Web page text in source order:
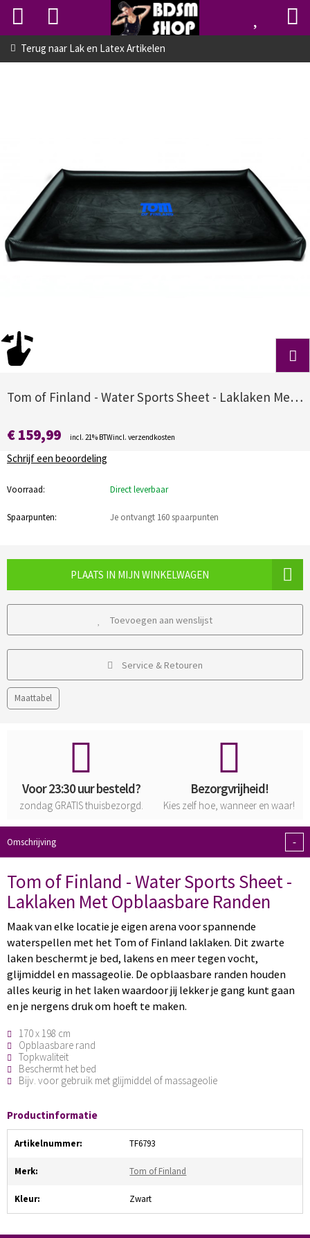
Terug naar Lak en Latex Artikelen
Tom of Finland - Water Sports Sheet - Laklaken Met Opblaasbare Randen
€ 159,99 incl. 21% BTWincl. verzendkosten
Schrijf een beoordeling
Voorraad: Direct leverbaar
Spaarpunten: Je ontvangt 160 spaarpunten
PLAATS IN MIJN WINKELWAGEN
Toevoegen aan wenslijst
Service & Retouren
Maattabel
Voor 23:30 uur besteld?
zondag GRATISthuisbezorgd.
Bezorgvrijheid!
Kies zelf hoe, wanneer en waar!
Omschrijving -
Tom of Finland - Water Sports Sheet -
Laklaken Met Opblaasbare Randen
Maak van elke locatie je eigen arena voor spannende
waterspellen met het Tom of Finland laklaken. Dit zwarte
laken beschermt je bed, lakens en meer tegen vocht,
glijmiddel en massageolie. De opblaasbare randen houden
alles keurig in het laken waardoor jij lekker je gang kunt gaan
en je nergens druk om hoeft te maken.
170 x 198 cm
Opblaasbare rand
Topkwaliteit
Beschermt het bed
Bijv. voor gebruik met glijmiddel of massageolie
Productinformatie
Artikelnummer: TF6793
Merk: Tom of Finland
Kleur: Zwart